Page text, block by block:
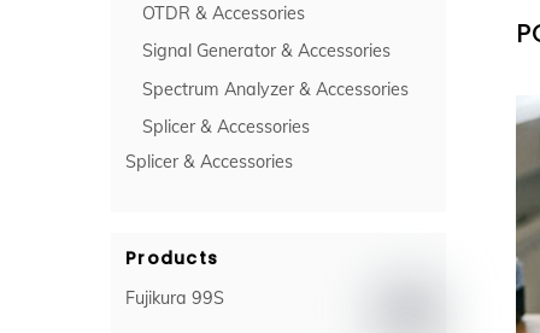
OTDR & Accessories
Signal Generator & Accessories
Spectrum Analyzer & Accessories
Splicer & Accessories
Splicer & Accessories
Products
Fujikura 99S